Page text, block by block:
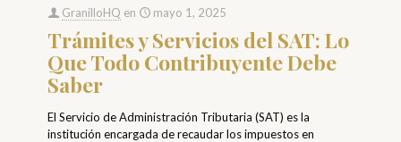
GranilloHQ en mayo 1, 2025
Trámites y Servicios del SAT: Lo
Que Todo Contribuyente Debe
Saber
El Servicio de Administración Tributaria (SAT) es la
institución encargada de recaudar los impuestos en